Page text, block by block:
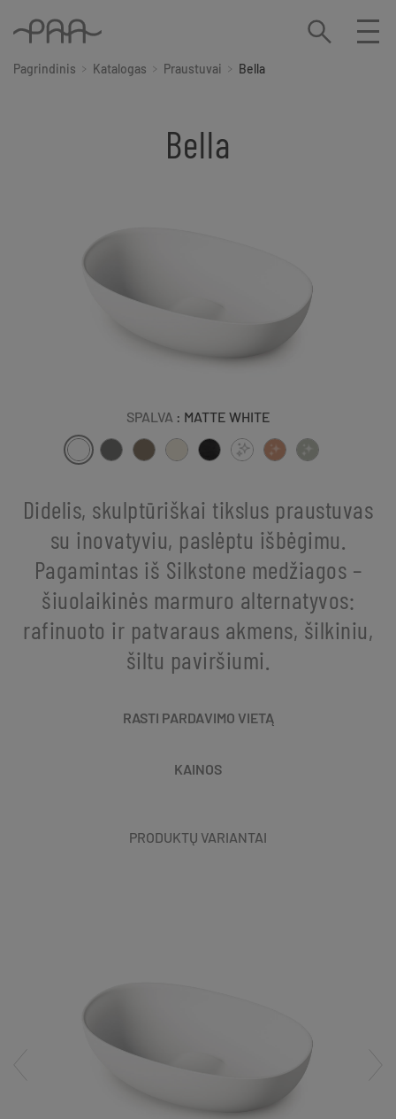
Pagrindinis Katalogas Praustuvai Bella
Bella
SPALVA : MATTE WHITE
Didelis, skulptūriškai tikslus praustuvas
su inovatyviu, paslėptu išbėgimu.
Pagamintas iš Silkstone medžiagos –
šiuolaikinės marmuro alternatyvos:
rafinuoto ir patvaraus akmens, šilkiniu,
šiltu paviršiumi.
RASTI PARDAVIMO VIETĄ
KAINOS
PRODUKTŲ VARIANTAI